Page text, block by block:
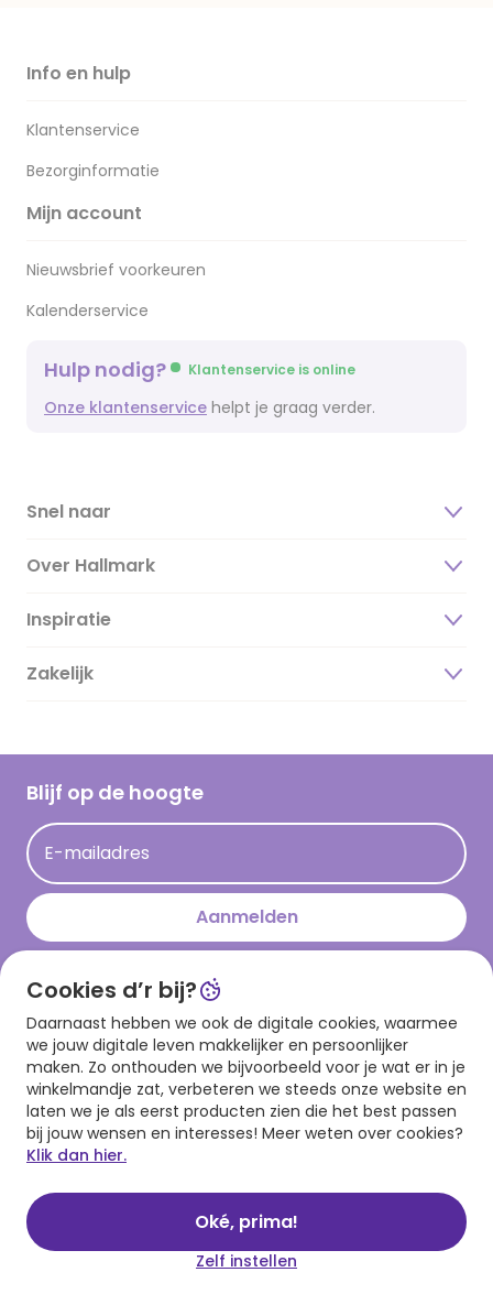
Info en hulp
Klantenservice
Bezorginformatie
Mijn account
Nieuwsbrief voorkeuren
Kalenderservice
Hulp nodig? Klantenservice is online
Onze klantenservice helpt je graag verder.
Snel naar
Over Hallmark
Over ons
Duurzaamheid
Hallmark Kaartclub
Acties
Persberichten
Hallmark en Kinderpostzegels
Inspiratie
Magazine
Cadeau inspiratie
Kaartinspiratie
Zakelijk
Blijf op de hoogte
E-mailadres
Aanmelden
Download onze app
Cookies d’r bij?
Daarnaast hebben we ook de digitale cookies, waarmee
we jouw digitale leven makkelijker en persoonlijker
maken. Zo onthouden we bijvoorbeeld voor je wat er in je
winkelmandje zat, verbeteren we steeds onze website en
laten we je als eerst producten zien die het best passen
bij jouw wensen en interesses! Meer weten over cookies?
Klik dan hier.
Oké, prima!
Zelf instellen